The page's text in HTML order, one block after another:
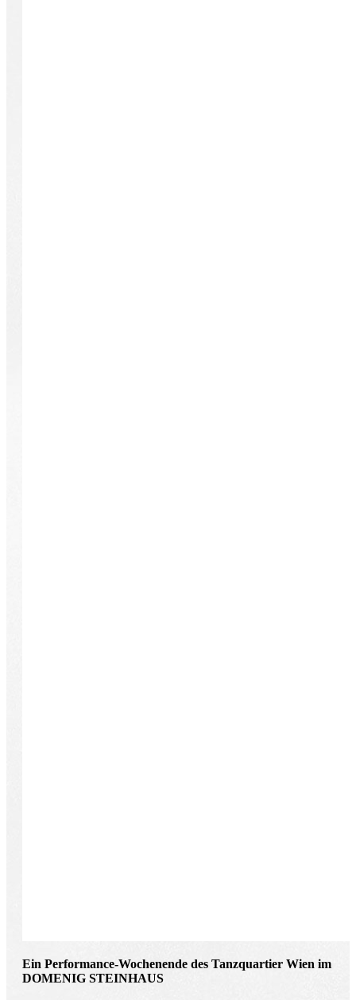
Ein Performance-Wochenende des Tanzquartier Wien im
DOMENIG STEINHAUS